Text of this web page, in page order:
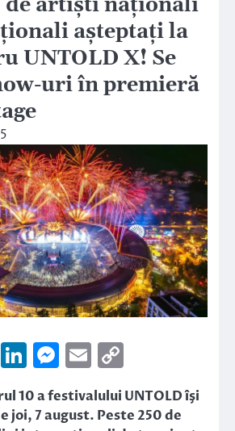
așteptați la
UNTOLD X! Se
uri în premieră
WhatsApp
LinkedIn
Messenger
Email
10 a festivalului UNTOLD îşi
joi, 7 august. Peste 250 de